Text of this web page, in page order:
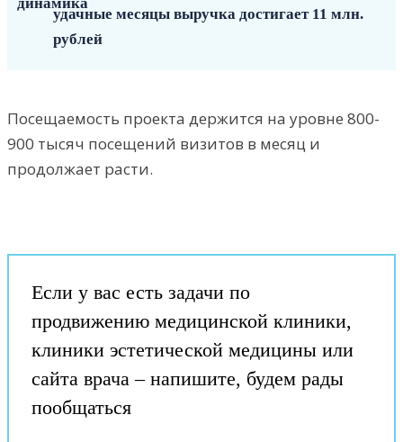
удачные месяцы выручка достигает 11 млн.
рублей
Посещаемость проекта держится на уровне 800-
900 тысяч посещений визитов в месяц и
продолжает расти.
Если у вас есть задачи по
продвижению медицинской клиники,
клиники эстетической медицины или
сайта врача – напишите, будем рады
пообщаться